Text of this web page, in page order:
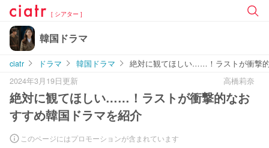
[ シアター ]
韓国ドラマ
ciatr ドラマ 韓国ドラマ
絶対に観てほしい……！ラストが衝撃
2024年3月19日更新
高橋莉奈
絶対に観てほしい……！ラストが衝撃的なお
すすめ韓国ドラマを紹介
このページにはプロモーションが含まれています